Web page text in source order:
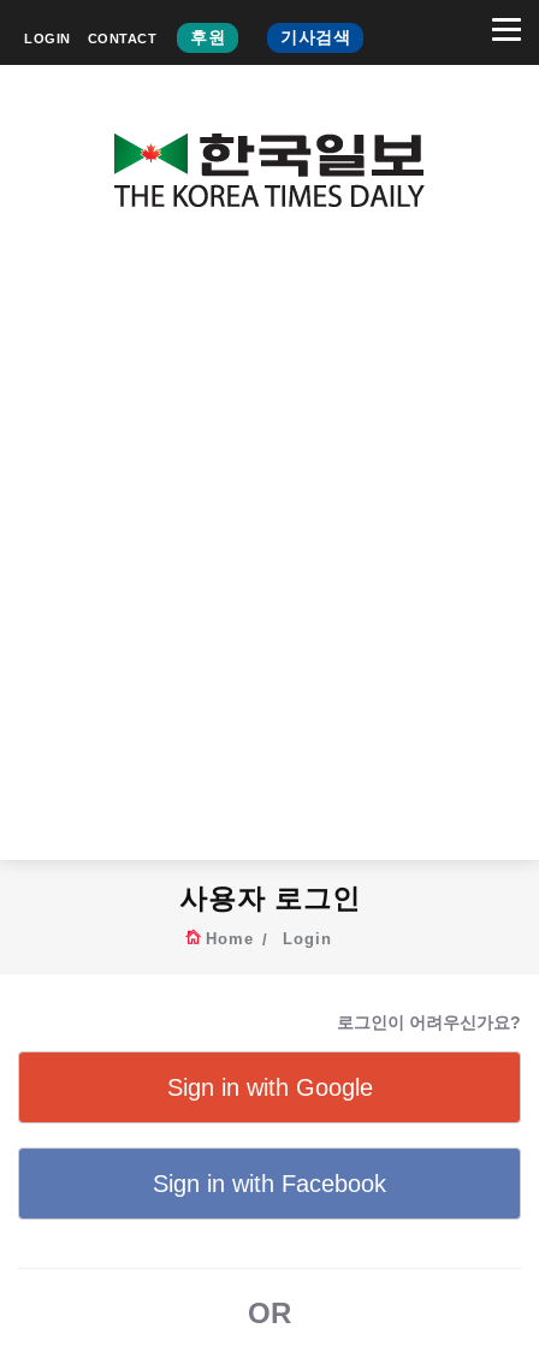
LOGIN CONTACT 후원 기사검색
사용자 로그인
Home Login
로그인이 어려우신가요?
Sign in with Google
Sign in with Facebook
OR